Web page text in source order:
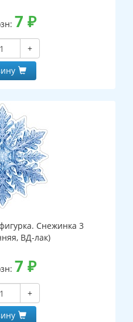
7 ₽
+
Снежинка 3
ВД-лак)
7 ₽
+